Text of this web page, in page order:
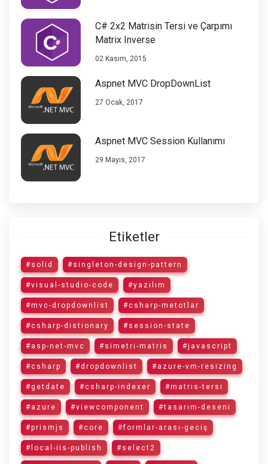
C# 2x2 Matrisin Tersi ve Çarpımı
Matrix Inverse
02 Kasım, 2015
Aspnet MVC DropDownList
27 Ocak, 2017
Aspnet MVC Session Kullanımı
29 Mayıs, 2017
Etiketler
#solid #singleton-design-pattern
#visual-studio-code #yazılım
#mvc-dropdownlist #csharp-metotlar
#csharp-distionary #session-state
#asp-net-mvc #simetri-matris #javascript
#csharp #dropdownlist #azure-vm-resizing
#getdate #csharp-indexer #matris-tersi
#azure #viewcomponent #tasarım-deseni
#prismjs #core #formlar-arası-geciş
#local-iis-publish #select2